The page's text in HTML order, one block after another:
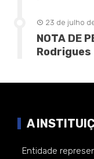
23 de julho
NOTA DE
Rodrigues
A
Entidade